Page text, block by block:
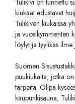
Tulikivi on tunnettu
kiukaat edustavat
Tulikiven kiukaissa
ja vuosikymmenten
löylyt ja tyylikäs ilme
Suomen
puukiukaita, jotka
tarpeita. Olipa
kaupunkisauna,